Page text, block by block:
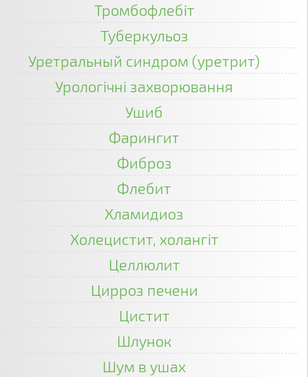
Тромбофлебіт
Туберкульоз
Уретральный синдром (уретрит)
Урологічні захворювання
Ушиб
Фарингит
Фиброз
Флебит
Хламидиоз
Холецистит, холангіт
Целлюлит
Цирроз печени
Цистит
Шлунок
Шум в ушах